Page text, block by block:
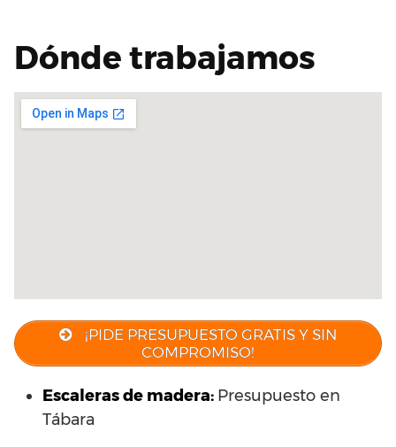
Dónde trabajamos
¡PIDE PRESUPUESTO GRATIS Y SIN
COMPROMISO!
Escaleras de madera: Presupuesto en
Tábara